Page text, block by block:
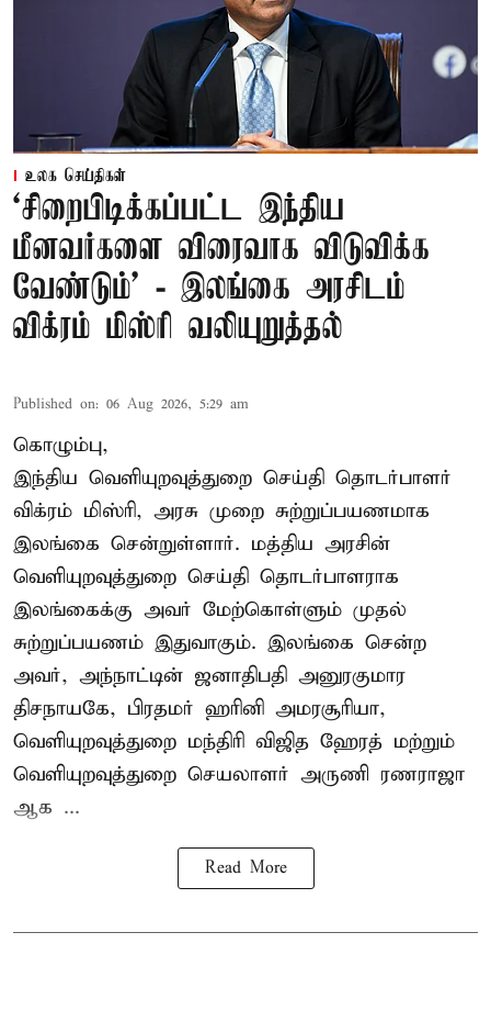
உலக செய்திகள்
‘சிறைபிடிக்கப்பட்ட இந்திய
மீனவர்களை விரைவாக விடுவிக்க
வேண்டும்' - இலங்கை அரசிடம்
விக்ரம் மிஸ்ரி வலியுறுத்தல்
Published on: 06 Aug 2026, 5:29 am
கொழும்பு,
இந்திய வெளியுறவுத்துறை செய்தி தொடர்பாளர்
விக்ரம் மிஸ்ரி, அரசு முறை சுற்றுப்பயணமாக
இலங்கை சென்றுள்ளார். மத்திய அரசின்
வெளியுறவுத்துறை செய்தி தொடர்பாளராக
இலங்கைக்கு அவர் மேற்கொள்ளும் முதல்
சுற்றுப்பயணம் இதுவாகும். இலங்கை சென்ற
அவர், அந்நாட்டின் ஜனாதிபதி அனுரகுமார
திசநாயகே, பிரதமர் ஹரினி அமரசூரியா,
வெளியுறவுத்துறை மந்திரி விஜித ஹேரத் மற்றும்
வெளியுறவுத்துறை செயலாளர் அருணி ரணராஜா
ஆக ...
Read More